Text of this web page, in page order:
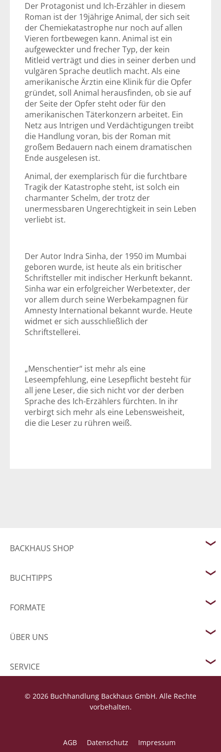
Der Protagonist und Ich-Erzähler in diesem
Roman ist der 19jährige Animal, der sich seit
der Chemiekatastrophe nur noch auf allen
Vieren fortbewegen kann. Animal ist ein
aufgeweckter und frecher Typ, der kein
Mitleid verträgt und dies in seiner derben und
vulgären Sprache deutlich macht. Als eine
amerikanische Ärztin eine Klinik für die Opfer
gründet, soll Animal herausfinden, ob sie auf
der Seite der Opfer steht oder für den
amerikanischen Täterkonzern arbeitet. Ein
Netz aus Intrigen und Verdächtigungen treibt
die Handlung voran, bis der Roman mit
großem Bedauern nach einem dramatischen
Ende ausgelesen ist.
Animal, der exemplarisch für die furchtbare
Tragik der Katastrophe steht, ist solch ein
charmanter Schelm, der trotz der
unermessbaren Ungerechtigkeit in sein Leben
verliebt ist.
Der Autor Indra Sinha, der 1950 im Mumbai
geboren wurde, ist heute als ein britischer
Schriftsteller mit indischer Herkunft bekannt.
Sinha war ein erfolgreicher Werbetexter, der
vor allem durch seine Werbekampagnen für
Amnesty International bekannt wurde. Heute
widmet er sich ausschließlich der
Schriftstellerei.
„Menschentier“ ist mehr als eine
Leseempfehlung, eine Lesepflicht besteht für
all jene Leser, die sich nicht vor der derben
Sprache des Ich-Erzählers fürchten. In ihr
verbirgt sich mehr als eine Lebensweisheit,
die die Leser zu rühren weiß.
BACKHAUS SHOP
BUCHTIPPS
FORMATE
ÜBER UNS
SERVICE
© 2026 Buchhandlung Backhaus GmbH. Alle Rechte
vorbehalten.
AGB Datenschutz Impressum